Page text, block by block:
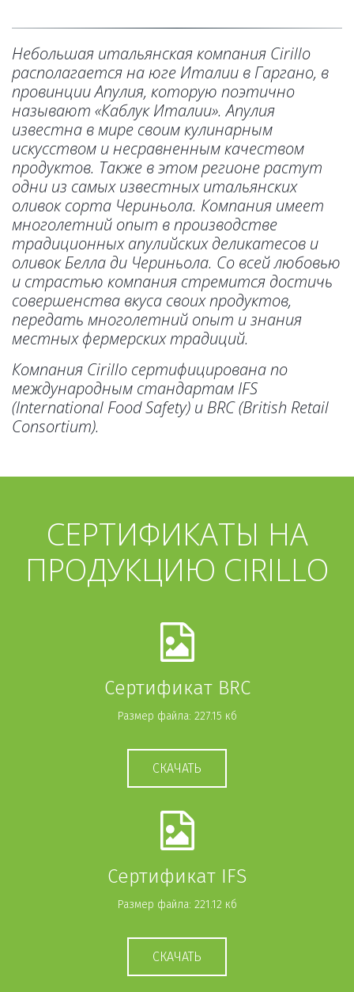
Небольшая итальянская компания Cirillo
располагается на юге Италии в Гаргано, в
провинции Апулия, которую поэтично
называют «Каблук Италии». Апулия
известна в мире своим кулинарным
искусством и несравненным качеством
продуктов. Также в этом регионе растут
одни из самых известных итальянских
оливок сорта Чериньола. Компания имеет
многолетний опыт в производстве
традиционных апулийских деликатесов и
оливок Белла ди Чериньола. Со всей любовью
и страстью компания стремится достичь
совершенства вкуса своих продуктов,
передать многолетний опыт и знания
местных фермерских традиций.
Компания Cirillo сертифицирована по
международным стандартам IFS
(International Food Safety) и BRC (British Retail
Consortium).
СЕРТИФИКАТЫ НА
ПРОДУКЦИЮ CIRILLO
Сертификат BRC
Размер файла: 227.15 кб
СКАЧАТЬ
Сертификат IFS
Размер файла: 221.12 кб
СКАЧАТЬ